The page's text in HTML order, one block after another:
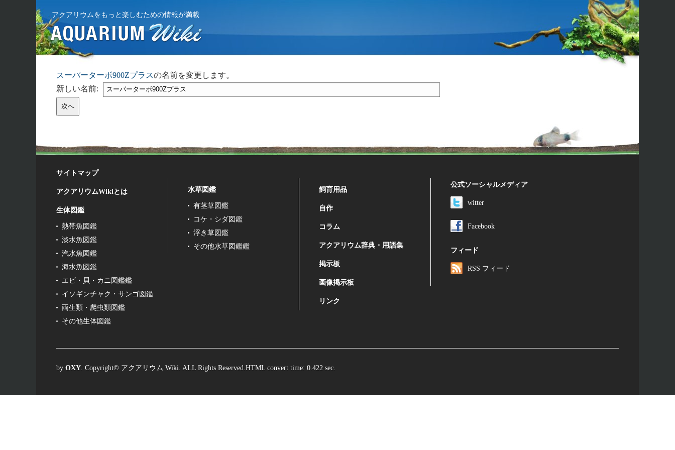
アクアリウムをもっと楽しむための情報が満載
スーパーターボ900Zプラスの名前を変更します。
新しい名前:
サイトマップ
アクアリウムWikiとは
生体図鑑
熱帯魚図鑑
淡水魚図鑑
汽水魚図鑑
海水魚図鑑
エビ・貝・カニ図鑑鑑
イソギンチャク・サンゴ図鑑
両生類・爬虫類図鑑
その他生体図鑑
水草図鑑
有茎草図鑑
コケ・シダ図鑑
浮き草図鑑
その他水草図鑑鑑
飼育用品
自作
コラム
アクアリウム辞典・用語集
掲示板
画像掲示板
リンク
公式ソーシャルメディア
witter
Facebook
フィード
RSS フィード
by OXY . Copyright© アクアリウム Wiki. ALL Rights Reserved.HTML convert time: 0.422 sec.